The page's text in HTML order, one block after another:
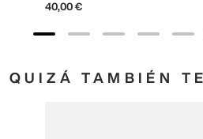
40,00 €
QUIZÁ TAMBIÉN